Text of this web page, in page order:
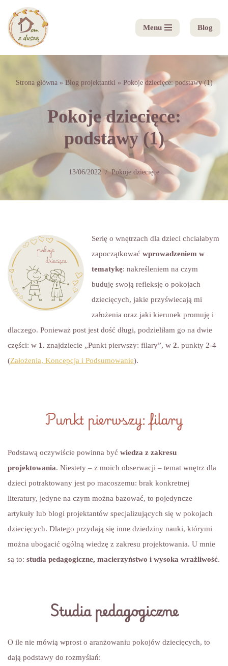
Przejdź
do
Menu Blog
Strona główna»Blog projektantki » Pokoje dziecięce: podstawy (1)
Pokoje dziecięce:
podstawy (1)
13/06/2022 Pokoje dziecięce
Serię o wnętrzach dla dzieci chciałabym
zapoczątkować wprowadzeniem w
tematykę: nakreśleniem na czym
buduję swoją refleksję o pokojach
dziecięcych, jakie przyświecają mi
założenia oraz jaki kierunek promuję i
dlaczego. Ponieważ post jest dość długi, podzieliłam go na dwie
części: w 1. znajdziecie „Punkt pierwszy: filary”, w 2. punkty 2-4
(Założenia, Koncepcja i Podsumowanie).
Punkt pierwszy: filary
Podstawą oczywiście powinna być wiedza z zakresu
projektowania. Niestety – z moich obserwacji – temat wnętrz dla
dzieci potraktowany jest po macoszemu: brak konkretnej
literatury, jedyne na czym można bazować, to pojedyncze
artykuły lub blogi projektantów specjalizujących się w pokojach
dziecięcych. Dlatego przydają się inne dziedziny nauki, którymi
można ubogacić ogólną wiedzę z zakresu projektowania. U mnie
są to: studia pedagogiczne, macierzyństwo i wysoka wrażliwość.
Studia pedagogiczne
O ile nie mówią wprost o aranżowaniu pokojów dziecięcych, to
dają podstawy do rozmyślań: